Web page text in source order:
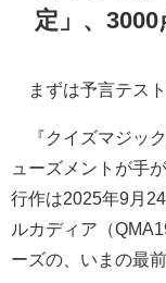
定」、
まずは予言テスト
『クイズマジック
ューズメントが手
行作は2025年9月
ルカディア（
ーズの、いまの最前